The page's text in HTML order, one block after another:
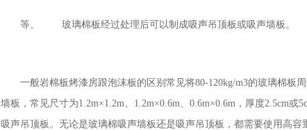
等。 玻璃棉板经过处理后可以制成吸声吊顶板或吸声墙板。
一般岩棉板烤漆房跟泡沫板的区别常见将80-120kg/m3的玻璃棉板
墙板，常见尺寸为1.2m×1.2m、1.2m×0.6m、0.6m×0.6m，厚度2.5cm
吸声吊顶板。无论是玻璃棉吸声墙板还是吸声吊顶板，都需要使用高